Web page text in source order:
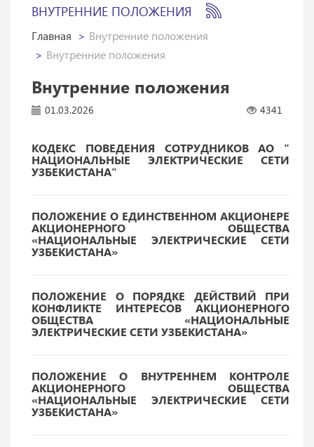
ВНУТРЕННИЕ ПОЛОЖЕНИЯ
Главная
Внутренние положения
Внутренние положения
Внутренние положения
01.03.2026 4341
КОДЕКС ПОВЕДЕНИЯ СОТРУДНИКОВ АО "
НАЦИОНАЛЬНЫЕ ЭЛЕКТРИЧЕСКИЕ СЕТИ
УЗБЕКИСТАНА"
ПОЛОЖЕНИЕ О ЕДИНСТВЕННОМ АКЦИОНЕРЕ
АКЦИОНЕРНОГО ОБЩЕСТВА
«НАЦИОНАЛЬНЫЕ ЭЛЕКТРИЧЕСКИЕ СЕТИ
УЗБЕКИСТАНА»
ПОЛОЖЕНИЕ О ПОРЯДКЕ ДЕЙСТВИЙ ПРИ
КОНФЛИКТЕ ИНТЕРЕСОВ АКЦИОНЕРНОГО
ОБЩЕСТВА «НАЦИОНАЛЬНЫЕ
ЭЛЕКТРИЧЕСКИЕ СЕТИ УЗБЕКИСТАНА»
ПОЛОЖЕНИЕ О ВНУТРЕННЕМ КОНТРОЛЕ
АКЦИОНЕРНОГО ОБЩЕСТВА
«НАЦИОНАЛЬНЫЕ ЭЛЕКТРИЧЕСКИЕ СЕТИ
УЗБЕКИСТАНА»